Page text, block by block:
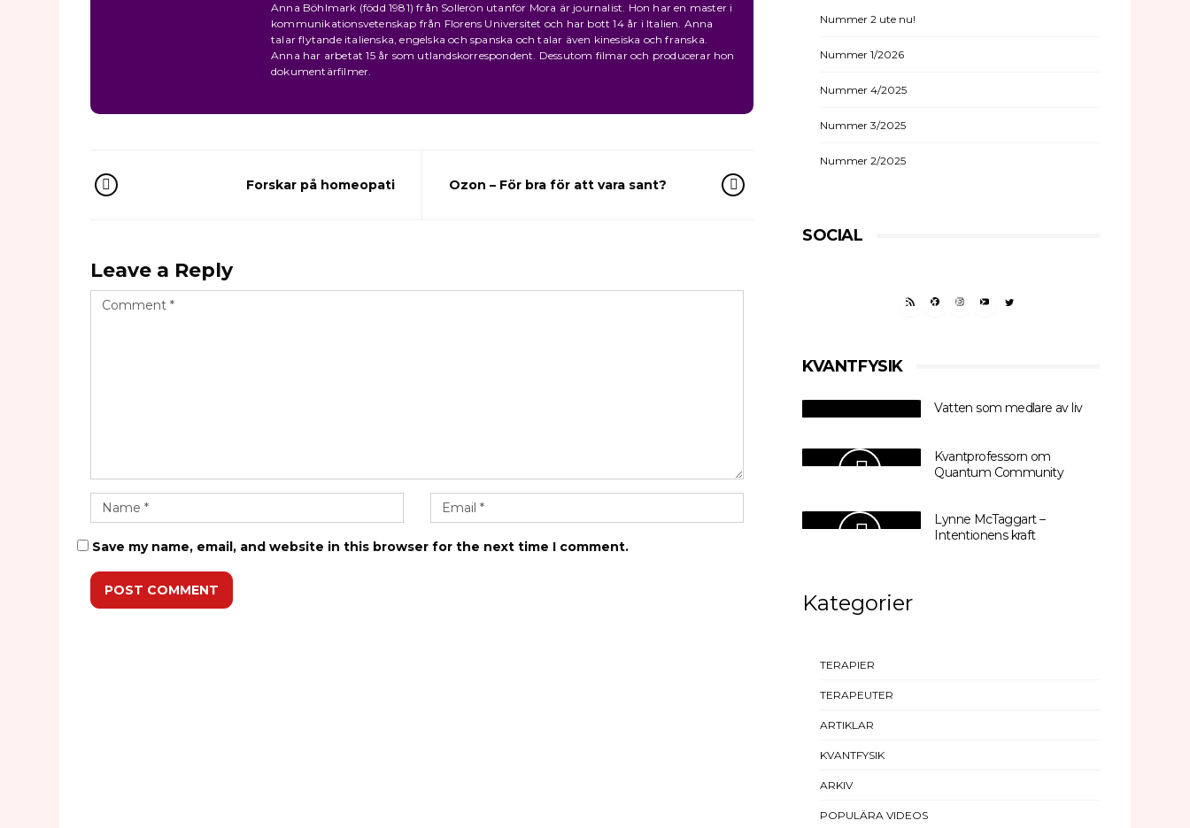
Anna Böhlmark (född 1981) från Sollerön utanför Mora är journalist. Hon har en master i
kommunikationsvetenskap från Florens Universitet och har bott 14 år i Italien. Anna
talar flytande italienska, engelska och spanska och talar även kinesiska och franska.
Anna har arbetat 15 år som utlandskorrespondent. Dessutom filmar och producerar hon
dokumentärfilmer.
Forskar på homeopati Ozon – För bra för att vara sant?
Leave a Reply
Save my name, email, and website in this browser for the next time I comment.
POST COMMENT
Nummer 2 ute nu!
Nummer 1/2026
Nummer 4/2025
Nummer 3/2025
Nummer 2/2025
SOCIAL
RSS FEEDFACEBOOK
INSTAGRAM
YOUTUBETWITTER
KVANTFYSIK
Vatten som medlare av liv
Kvantprofessorn om
Quantum Community
Lynne McTaggart –
Intentionens kraft
Kategorier
TERAPIER
TERAPEUTER
ARTIKLAR
KVANTFYSIK
ARKIV
POPULÄRA VIDEOS